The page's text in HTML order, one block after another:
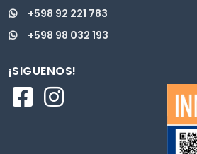
+598 92 221 783
+598 98 032 193
¡SIGUENOS!